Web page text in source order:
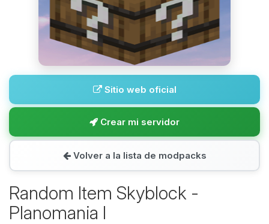
Sitio web oficial
Crear mi servidor
Volver a la lista de modpacks
Random Item Skyblock -
Planomania I